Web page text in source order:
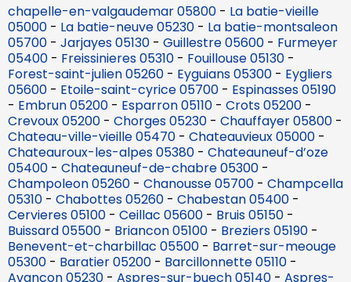
chapelle-en-valgaudemar 05800 - La batie-vieille
05000 - La batie-neuve 05230 - La batie-montsaleon
05700 - Jarjayes 05130 - Guillestre 05600 - Furmeyer
05400 - Freissinieres 05310 - Fouillouse 05130 -
Forest-saint-julien 05260 - Eyguians 05300 - Eygliers
05600 - Etoile-saint-cyrice 05700 - Espinasses 05190
- Embrun 05200 - Esparron 05110 - Crots 05200 -
Crevoux 05200 - Chorges 05230 - Chauffayer 05800 -
Chateau-ville-vieille 05470 - Chateauvieux 05000 -
Chateauroux-les-alpes 05380 - Chateauneuf-d’oze
05400 - Chateauneuf-de-chabre 05300 -
Champoleon 05260 - Chanousse 05700 - Champcella
05310 - Chabottes 05260 - Chabestan 05400 -
Cervieres 05100 - Ceillac 05600 - Bruis 05150 -
Buissard 05500 - Briancon 05100 - Breziers 05190 -
Benevent-et-charbillac 05500 - Barret-sur-meouge
05300 - Baratier 05200 - Barcillonnette 05110 -
Avancon 05230 - Aspres-sur-buech 05140 - Aspres-